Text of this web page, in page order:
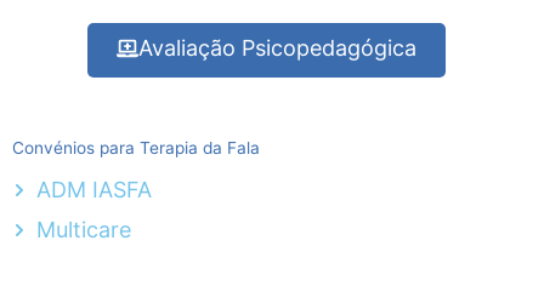
Avaliação Psicopedagógica
Convénios para Terapia da Fala
ADM IASFA
Multicare